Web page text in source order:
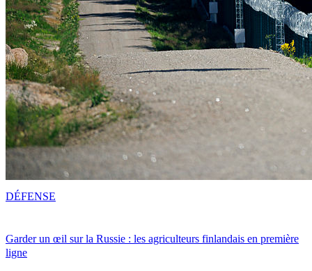
Garder un œil sur la Russie : les agriculteurs finlandais en première
ligne
DÉFENSE